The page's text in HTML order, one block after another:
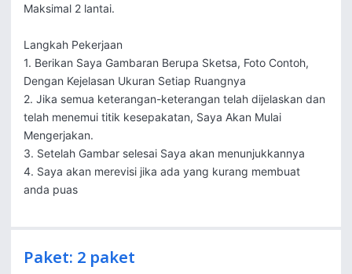
Maksimal 2 lantai.
Langkah Pekerjaan
1. Berikan Saya Gambaran Berupa Sketsa, Foto Contoh,
Dengan Kejelasan Ukuran Setiap Ruangnya
2. Jika semua keterangan-keterangan telah dijelaskan dan
telah menemui titik kesepakatan, Saya Akan Mulai
Mengerjakan.
3. Setelah Gambar selesai Saya akan menunjukkannya
4. Saya akan merevisi jika ada yang kurang membuat
anda puas
Paket: 2 paket